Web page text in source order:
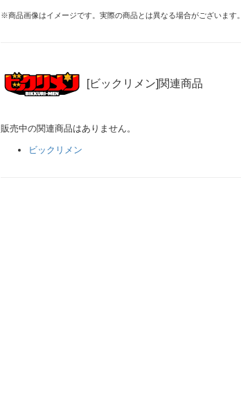
※商品画像はイメージです。実際の商品とは異なる場合がございます。
[ビックリメン]関連商品
販売中の関連商品はありません。
ビックリメン